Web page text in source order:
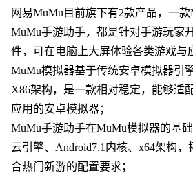
网易MuMu目前旗下有2款产品，一
MuMu手游助手，都是针对手游玩家
件，可在电脑上大屏体验各类游戏与
MuMu模拟器基于传统安卓模拟器引
X86架构，是一款相对稳定，能够适
应用的安卓模拟器；
MuMu手游助手在MuMu模拟器的基
云引擎、Android7.1内核、x64架构
合热门新游的配置要求；